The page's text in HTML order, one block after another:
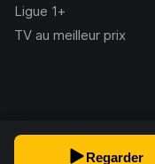
Regarder
Ligue 1+
TV au meilleur prix